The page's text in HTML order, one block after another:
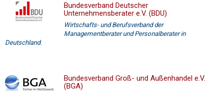
Bundesverband Deutscher
Unternehmensberater e.V. (BDU)
Wirtschafts- und Berufsverband der
Managementberater und Personalberater in
Deutschland.
Bundesverband Groß- und Außenhandel e.V.
(BGA)